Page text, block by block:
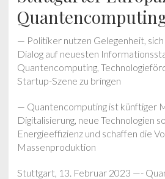
— Politiker nutzen Gelegenheit,
Dialog auf neuesten
Quantencomputing,
Startup-Szene zu bringen
— Quantencomputing ist künftiger
Digitalisierung, neue Technologien
Energieeffizienz und schaffen die
Massenproduktion
Stuttgart, 13. Februar 2023 —-